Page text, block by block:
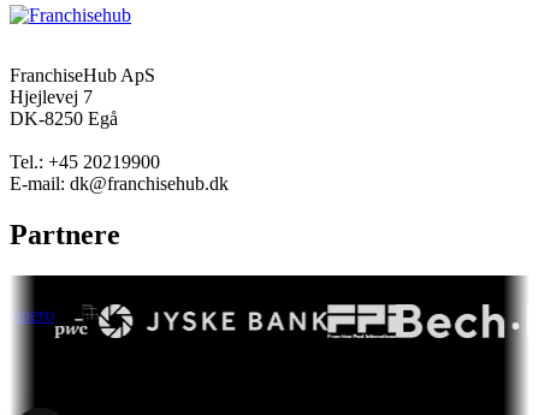
FranchiseHub ApS
Hjejlevej 7
DK-8250 Egå
Tel.: +45 20219900
E-mail: dk@franchisehub.dk
Partnere